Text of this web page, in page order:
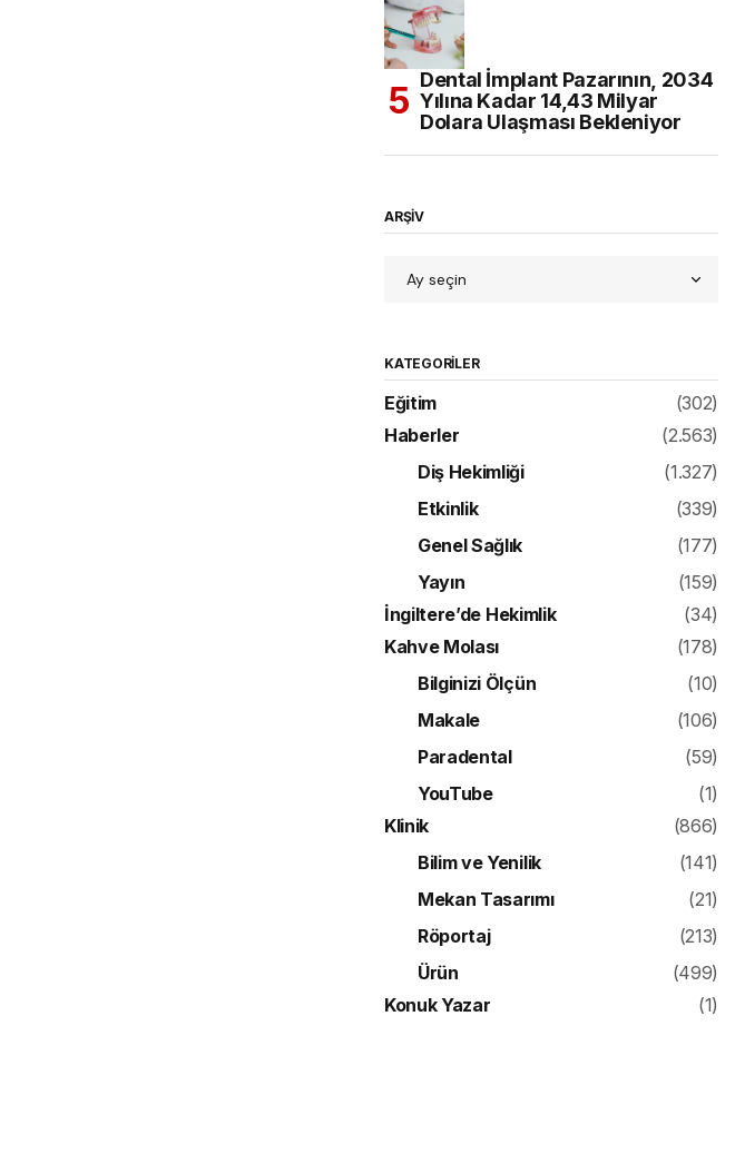
Dental İmplant Pazarının, 2034
Yılına Kadar 14,43 Milyar
Dolara Ulaşması Bekleniyor
ARŞİV
KATEGORILER
Eğitim
(302)
Haberler
(2.563)
Diş Hekimliği
(1.327)
Etkinlik
(339)
Genel Sağlık
(177)
Yayın
(159)
İngiltere’de Hekimlik
(34)
Kahve Molası
(178)
Bilginizi Ölçün
(10)
Makale
(106)
Paradental
(59)
YouTube
(1)
Klinik
(866)
Bilim ve Yenilik
(141)
Mekan Tasarımı
(21)
Röportaj
(213)
Ürün
(499)
Konuk Yazar
(1)